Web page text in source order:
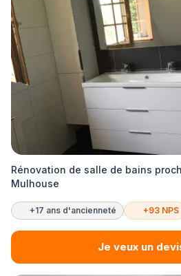
Rénovation de salle de bains
Mulhouse
+17 ans d'ancienneté +93 NPS
Je veux un